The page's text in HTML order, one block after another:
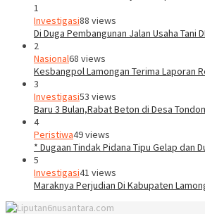
1
Investigasi88 views
Di Duga Pembangunan Jalan Usaha Tani
2
Nasional68 views
Kesbangpol Lamongan Terima Laporan
3
Investigasi53 views
Baru 3 Bulan,Rabat Beton di Desa
4
Peristiwa49 views
* Dugaan Tindak Pidana Tipu Gelap dan
5
Investigasi41 views
Maraknya Perjudian Di Kabupaten